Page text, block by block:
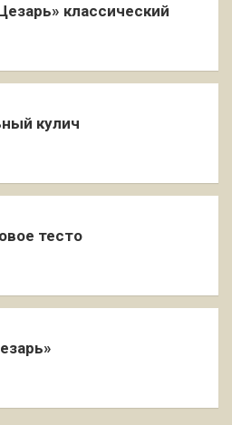
классический
кулич
тесто